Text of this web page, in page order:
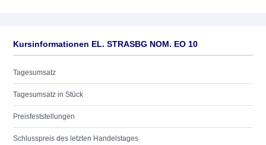
Kursinformationen EL. STRASBG NOM. EO 10
Tagesumsatz
Tagesumsatz in Stück
Preisfeststellungen
Schlusspreis des letzten Handelstages